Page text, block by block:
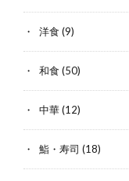
洋食 (9)
和食 (50)
中華(12)
鮨・寿司 (18)